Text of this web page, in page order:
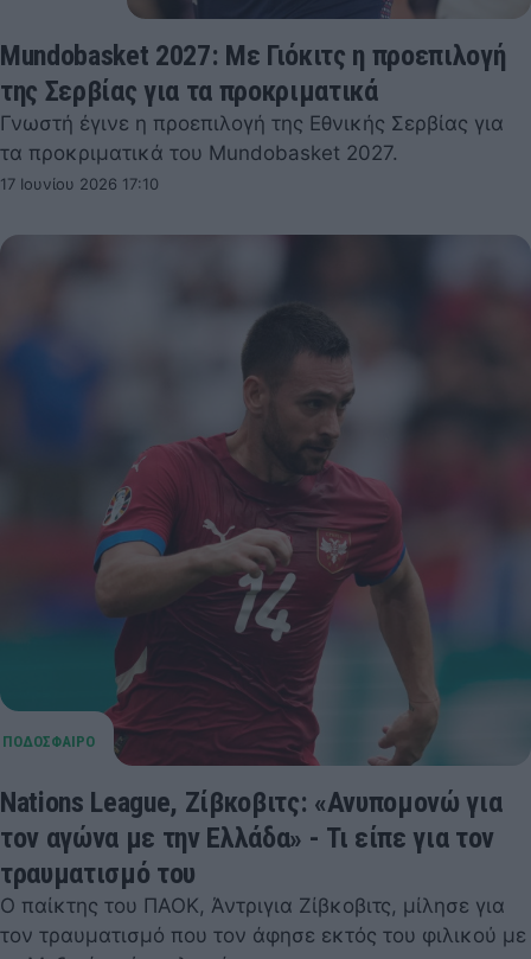
Mundobasket 2027: Με Γιόκιτς η προεπιλογή
της Σερβίας για τα προκριματικά
Γνωστή έγινε η προεπιλογή της Εθνικής Σερβίας για
τα προκριματικά του Mundobasket 2027.
17 Ιουνίου 2026 17:10
Nations League, Ζίβκοβιτς: «Ανυπομονώ για
τον αγώνα με την Ελλάδα» - Τι είπε για τον
τραυματισμό του
Ο παίκτης του ΠΑΟΚ, Άντριγια Ζίβκοβιτς, μίλησε για
τον τραυματισμό που τον άφησε εκτός του φιλικού με